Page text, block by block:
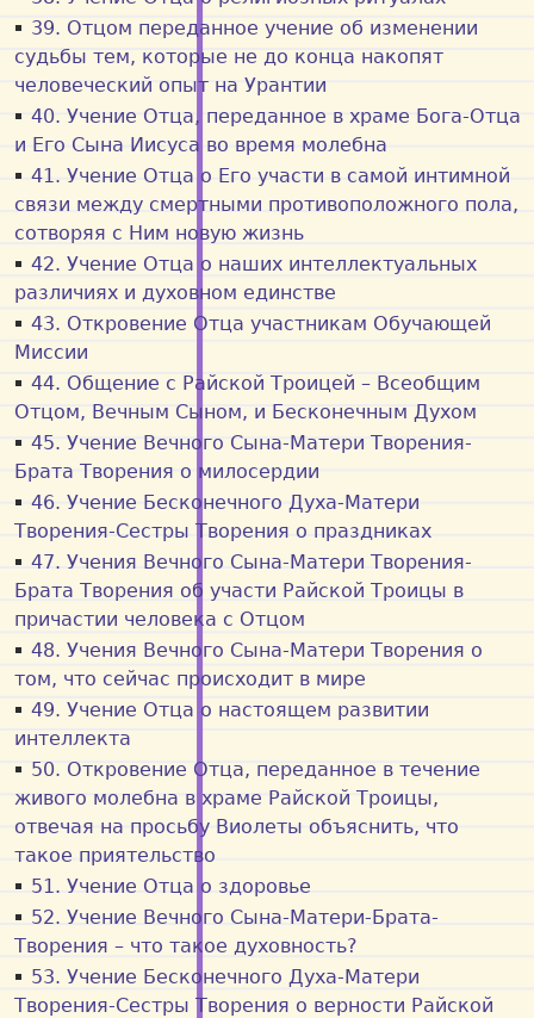
39. Отцом переданное учение об изменении
судьбы тем, которые не до конца накопят
человеческий опыт на Урантии
40. Учение Отца, переданное в храме Бога-Отца
и Его Сына Иисуса во время молебна
41. Учение Отца o Его участи в самой интимной
связи между смертными противоположного пола,
сотворяя с Ним новую жизнь
42. Учение Отца о наших интеллектуальных
различиях и духовном единстве
43. Откровение Отца участникам Обучающей
Миссии
44. Общение с Райской Троицей – Всеобщим
Отцом, Вечным Сыном, и Бесконечным Духом
45. Учение Вечного Сына-Матери Творения-
Брата Творения о милосердии
46. Учение Бесконечного Духа-Матери
Творения-Сестры Творения о праздниках
47. Учения Вечного Сына-Матери Творения-
Брата Творения об участи Райской Троицы в
причастии человека с Отцом
48. Учения Вечного Сына-Матери Творения о
том, что сейчас происходит в мире
49. Учение Отца о настоящем развитии
интеллекта
50. Откровение Отца, переданное в течение
живого молебна в храме Райской Троицы,
отвечая на просьбу Виолеты объяснить, что
такое приятельство
51. Учение Отца о здоровье
52. Учение Вечного Сына-Матери-Брата-
Творения – что такое духовность?
53. Учение Бесконечного Духа-Матери
Творения-Сестры Творения о верности Райской